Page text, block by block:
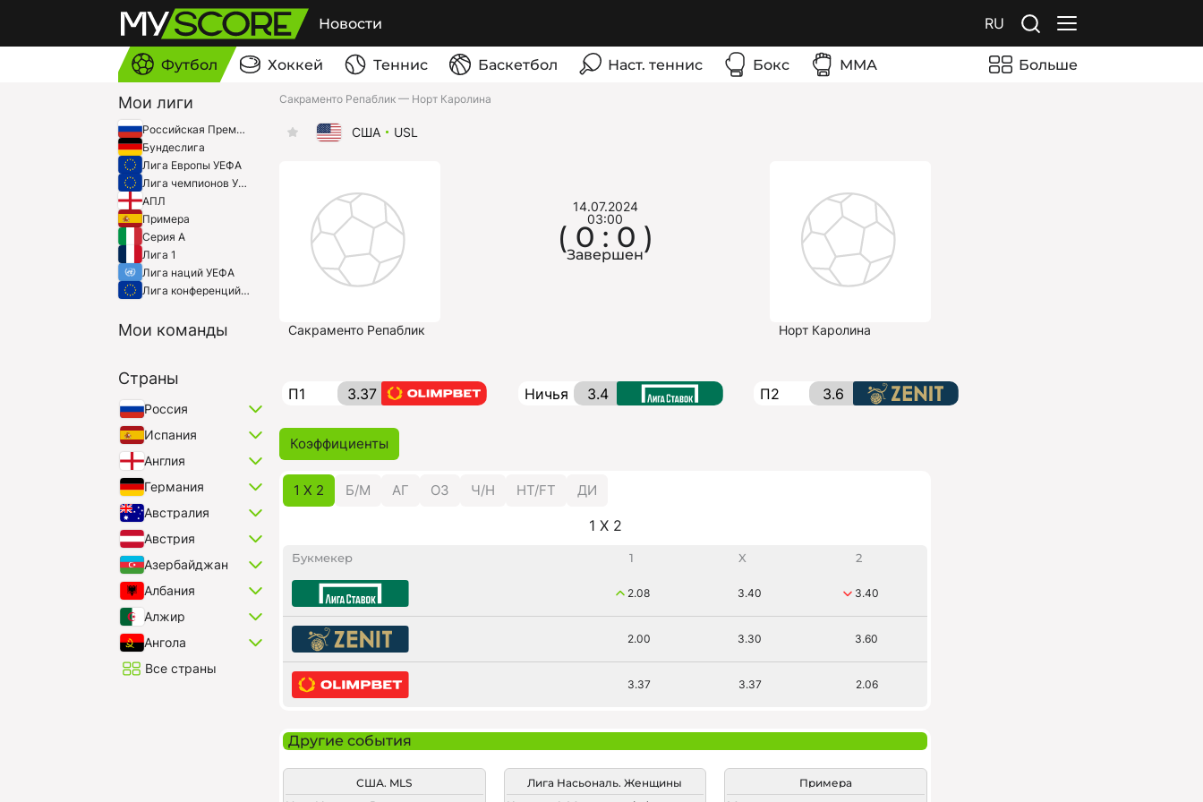
Новости RU
Футбол Хоккей Теннис Баскетбол Наст. теннис Бокс ММА Больше
Мои лиги
Российская Премьер-Лига
Бундеслига
Лига Европы УЕФА
Лига чемпионов УЕФА
АПЛ
Примера
Серия A
Лига 1
Лига наций УЕФА
Лига конференций УЕФА
Мои команды
Страны
Россия
Испания
Англия
Германия
Австралия
Австрия
Азербайджан
Албания
Алжир
Ангола
Все страны
Сакраменто Репаблик — Норт Каролина
США USL
Сакраменто Репаблик
14.07.2024
03:00
( 0 : 0 )
Завершен
Норт Каролина
П1 3.37 Ничья 3.4 П2 3.6
Коэффициенты
1 X 2 Б/M АГ ОЗ Ч/Н HT/FT ДИ
1 X 2
Букмекер 1 X 2
2.08 3.40 3.40
2.00 3.30 3.60
3.37 3.37 2.06
Другие события
США. MLS Лига Насьональ. Женщины Примера